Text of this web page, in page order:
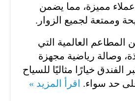
مميزة، مما يضمن
وممتعة لجميع الزوار.
العالمية التي
وصالة رياضية مجهزة
الفندق خيارًا مثاليًا للسياح
حد سواء. اقرأ المزيد »